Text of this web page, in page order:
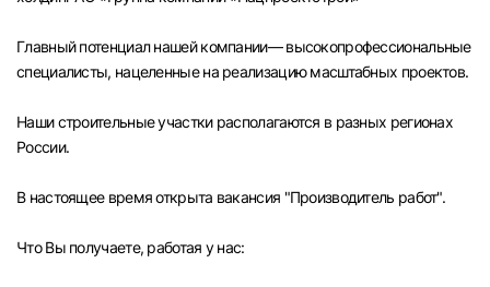
Самара
Оренбург
Волгоград
Ульяновск
Главный потенциал нашей компании— высокопрофессиональные
специалисты, нацеленные на реализацию масштабных проектов.
Наши строительные участки располагаются в разных регионах
России.
В настоящее время открыта вакансия "Производитель работ".
Что Вы получаете, работая у нас: